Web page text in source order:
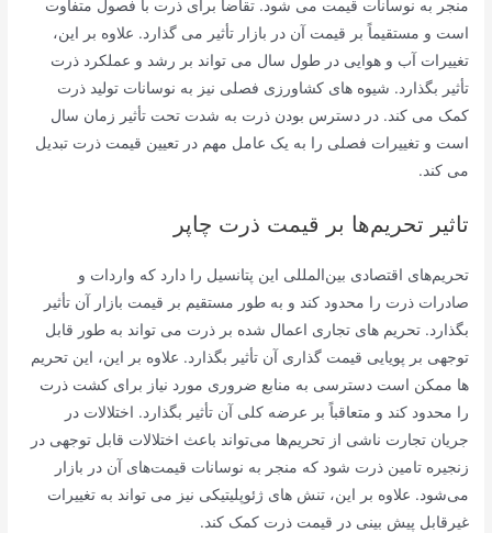
منجر به نوسانات قیمت می شود. تقاضا برای ذرت با فصول متفاوت
است و مستقیماً بر قیمت آن در بازار تأثیر می گذارد. علاوه بر این،
تغییرات آب و هوایی در طول سال می تواند بر رشد و عملکرد ذرت
تأثیر بگذارد. شیوه های کشاورزی فصلی نیز به نوسانات تولید ذرت
کمک می کند. در دسترس بودن ذرت به شدت تحت تأثیر زمان سال
است و تغییرات فصلی را به یک عامل مهم در تعیین قیمت ذرت تبدیل
می کند.
تاثیر تحریم‌ها بر قیمت ذرت چاپر
تحریم‌های اقتصادی بین‌المللی این پتانسیل را دارد که واردات و
صادرات ذرت را محدود کند و به طور مستقیم بر قیمت بازار آن تأثیر
بگذارد. تحریم های تجاری اعمال شده بر ذرت می تواند به طور قابل
توجهی بر پویایی قیمت گذاری آن تأثیر بگذارد. علاوه بر این، این تحریم
ها ممکن است دسترسی به منابع ضروری مورد نیاز برای کشت ذرت
را محدود کند و متعاقباً بر عرضه کلی آن تأثیر بگذارد. اختلالات در
جریان تجارت ناشی از تحریم‌ها می‌تواند باعث اختلالات قابل توجهی در
زنجیره تامین ذرت شود که منجر به نوسانات قیمت‌های آن در بازار
می‌شود. علاوه بر این، تنش های ژئوپلیتیکی نیز می تواند به تغییرات
غیرقابل پیش بینی در قیمت ذرت کمک کند.